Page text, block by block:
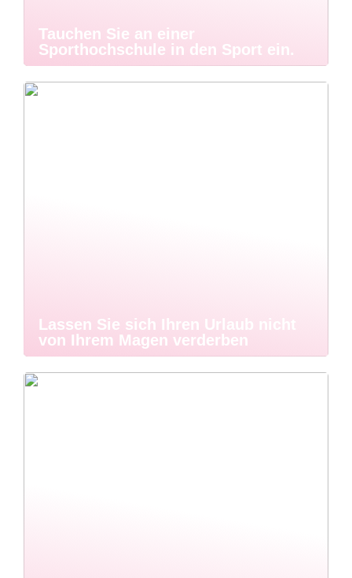
Tauchen Sie an einer
Sporthochschule in den Sport ein.
Lassen Sie sich Ihren Urlaub nicht
von Ihrem Magen verderben